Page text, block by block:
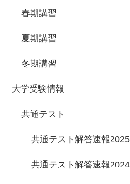
春期講習
夏期講習
冬期講習
大学受験情報
共通テスト
共通テスト解答速報2025
共通テスト解答速報2024